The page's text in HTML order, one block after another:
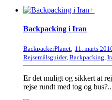
+
Backpacking i Iran
BackpackerPlanet, 11. marts
Rejsemålsguider, Backpacking
Er det muligt og sikkert at
rejse rundt med tog og